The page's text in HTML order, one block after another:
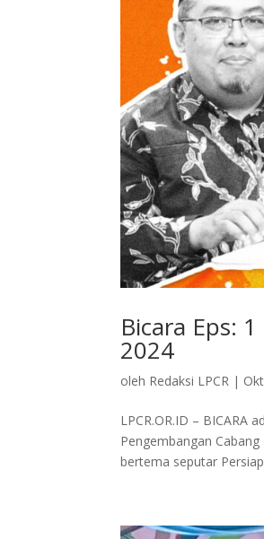
Bicara Eps:
2024
oleh Redaksi LPCR |
LPCR.OR.ID – BICARA
Pengembangan
bertema seputar